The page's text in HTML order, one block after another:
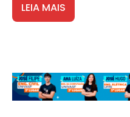
LEIA MAIS